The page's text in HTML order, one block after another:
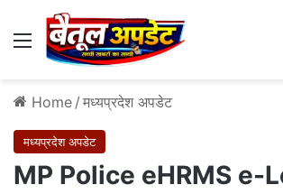
Menu
Home / मध्यप्रदेश अपडेट
मध्यप्रदेश अपडेट
MP Police eHRMS e-